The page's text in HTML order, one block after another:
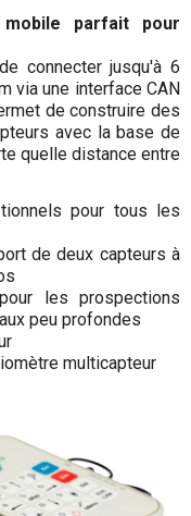
parfait pour
connecter jusqu'à 6
via une interface CAN
de construire des
avec la base de
quelle distance entre
pour tous les
de deux capteurs à
les prospections
peu profondes
multicapteur